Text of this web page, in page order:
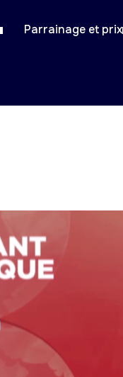
Parrainage et prix